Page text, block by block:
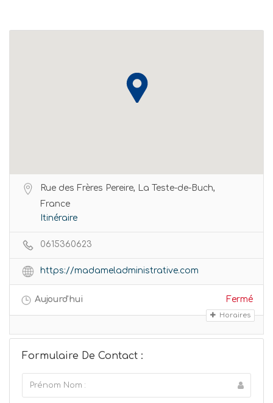
Rue des Frères Pereire, La Teste-de-Buch,
France
Itinéraire
0615360623
https://madameladministrative.com
Aujourd'hui Fermé
Horaires
Formulaire De Contact :